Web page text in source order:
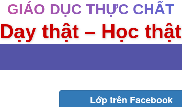
GIÁO DỤC THỰC CHẤT
Dạy thật – Học thật
Lớp trên Facebook